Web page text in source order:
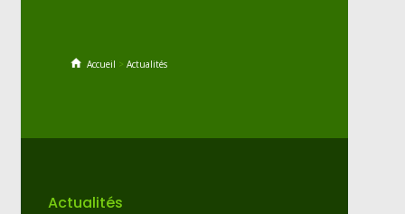
Accueil > Actualités
Actualités